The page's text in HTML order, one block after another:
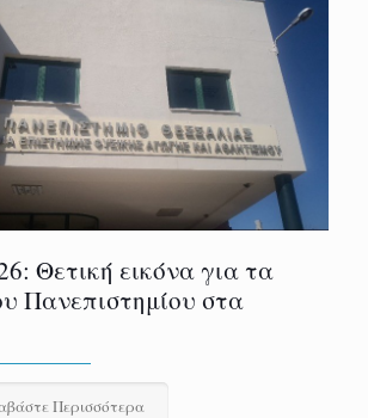
Θετική εικόνα για τα
Πανεπιστημίου στα
Περισσότερα